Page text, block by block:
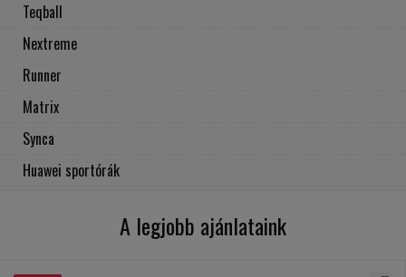
Teqball
Nextreme
Runner
Matrix
Synca
Huawei sportórák
A legjobb ajánlataink